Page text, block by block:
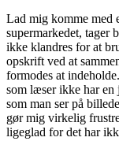
Lad mig komme med
supermarkedet, tager
ikke klandres for at
opskrift ved at
formodes at
som læser ikke har en
som man ser på
gør mig virkelig
ligeglad for det har